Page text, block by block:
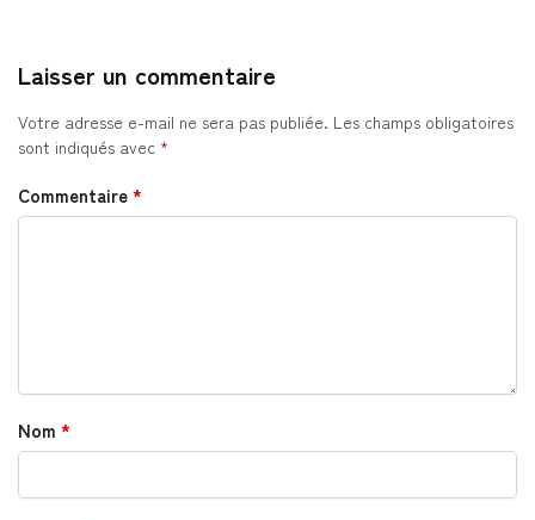
Laisser un commentaire
Votre adresse e-mail ne sera pas publiée. Les champs obligatoires
sont indiqués avec *
Commentaire*
Nom *